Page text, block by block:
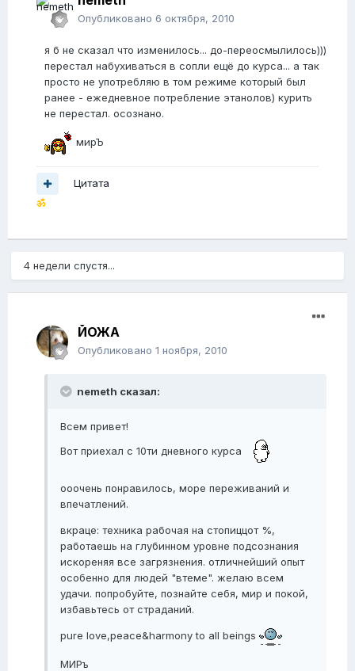
Опубликовано 6 октября, 2010
я б не сказал что изменилось... до-переосмылилось)))
перестал набухиваться в сопли ещё до курса... а так
просто не употребляю в том режиме который был
ранее - ежедневное потребление этанолов) курить
не перестал. осознано.
мирЪ
Цитата
ॐ
4 недели спустя...
ЙОЖА
Опубликовано 1 ноября, 2010
nemeth сказал:
Всем привет!
Вот приехал с 10ти дневного курса
ооочень понравилось, море переживаний и
впечатлений.
вкраце: техника рабочая на стопиццот %,
работаешь на глубинном уровне подсознания
искореняя все загрязнения. отличнейший опыт
особенно для людей "втеме". желаю всем
удачи. попробуйте, познайте себя, мир и покой,
избавьтесь от страданий.
pure love,peace&harmony to all beings
МИРъ